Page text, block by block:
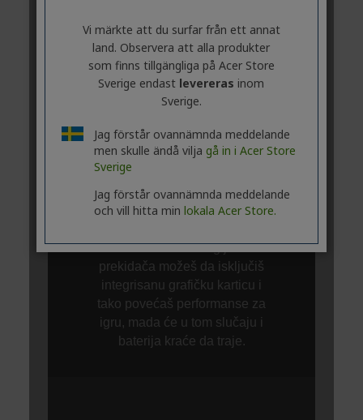
Vi märkte att du surfar från ett annat
land. Observera att alla produkter
som finns tillgängliga på Acer Store
Sverige endast levereras inom
Sverige.
Jag förstår ovannämnda meddelande
men skulle ändå vilja gå in i Acer Store
Sverige
Jag förstår ovannämnda meddelande
och vill hitta min lokala Acer Store.